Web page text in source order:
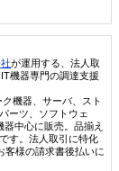
が運用する、法人取
機器専門の調達支援
機器、サーバ、スト
ーツ、ソフトウェ
中心に販売。品揃え
す。法人取引に特化
客様の請求書後払いに